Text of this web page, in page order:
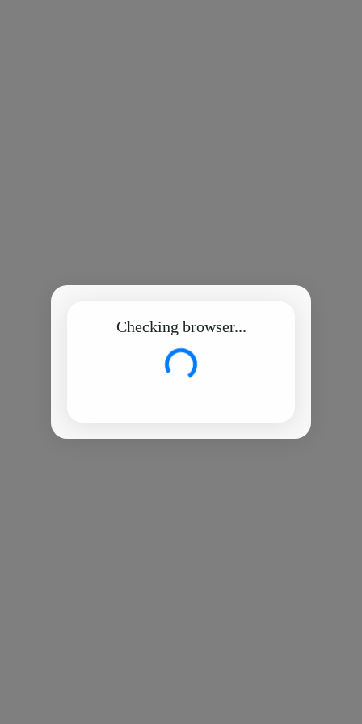
Checking browser...